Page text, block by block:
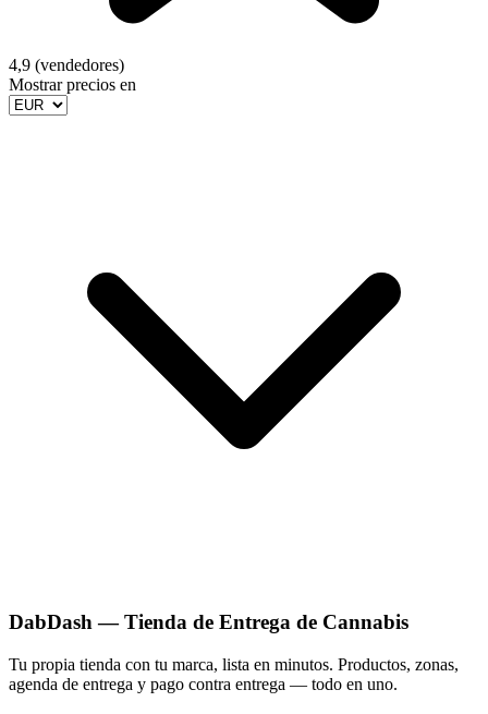
4,9 (vendedores)
Mostrar precios en
DabDash — Tienda de Entrega de Cannabis
Tu propia tienda con tu marca, lista en minutos. Productos, zonas,
agenda de entrega y pago contra entrega — todo en uno.